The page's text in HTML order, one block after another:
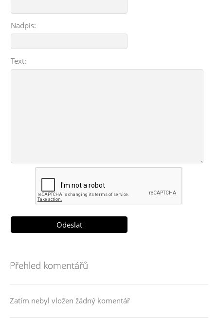
Nadpis:
Text:
Přehled komentářů
Zatím nebyl vložen žádný komentář